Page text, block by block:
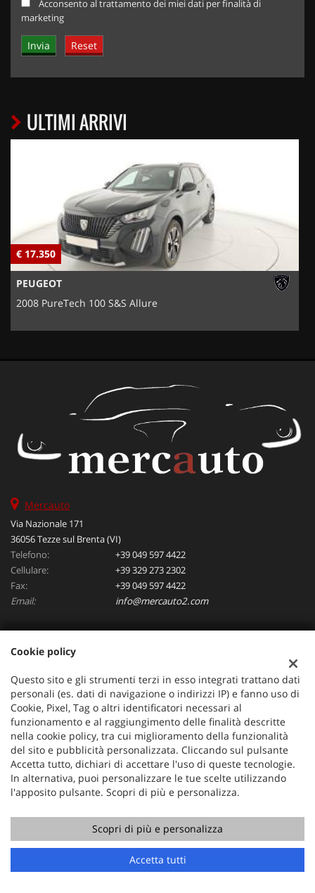
Acconsento al trattamento dei miei dati per finalità di
marketing
ULTIMI ARRIVI
€ 17.350
PEUGEOT
2008 PureTech 100 S&S Allure
Mercauto
Via Nazionale 171
36056 Tezze sul Brenta (VI)
Telefono:
+39 049 597 4422
Cellulare:
+39 329 273 2302
Fax:
+39 049 597 4422
Email:
info@mercauto2.com
Dati fiscali:
Via Nazionale, 171 PD - 36056 Tezze sul Brenta
C.F/P.IVA:03514030240
Registro delle imprese:PD
Copyright © 2026 GestionaleAuto.com S.r.l., Tutti i diritti
riservati -Leggi l'informativa sulla privacy-Cookie Policy
Cookie policy
Questo sito e gli strumenti terzi in esso integrati trattano dati
personali (es. dati di navigazione o indirizzi IP) e fanno uso di
Cookie, Pixel, Tag o altri identificatori necessari al
funzionamento e al raggiungimento delle finalità descritte
nella cookie policy, tra cui miglioramento della funzionalità
del sito e pubblicità personalizzata. Cliccando sul pulsante
Accetta tutto, dichiari di accettare l'uso di queste tecnologie.
In alternativa, puoi personalizzare le tue scelte utilizzando
l'apposito pulsante. Scopri di più e personalizza.
Scopri di più e personalizza
Accetta tutti